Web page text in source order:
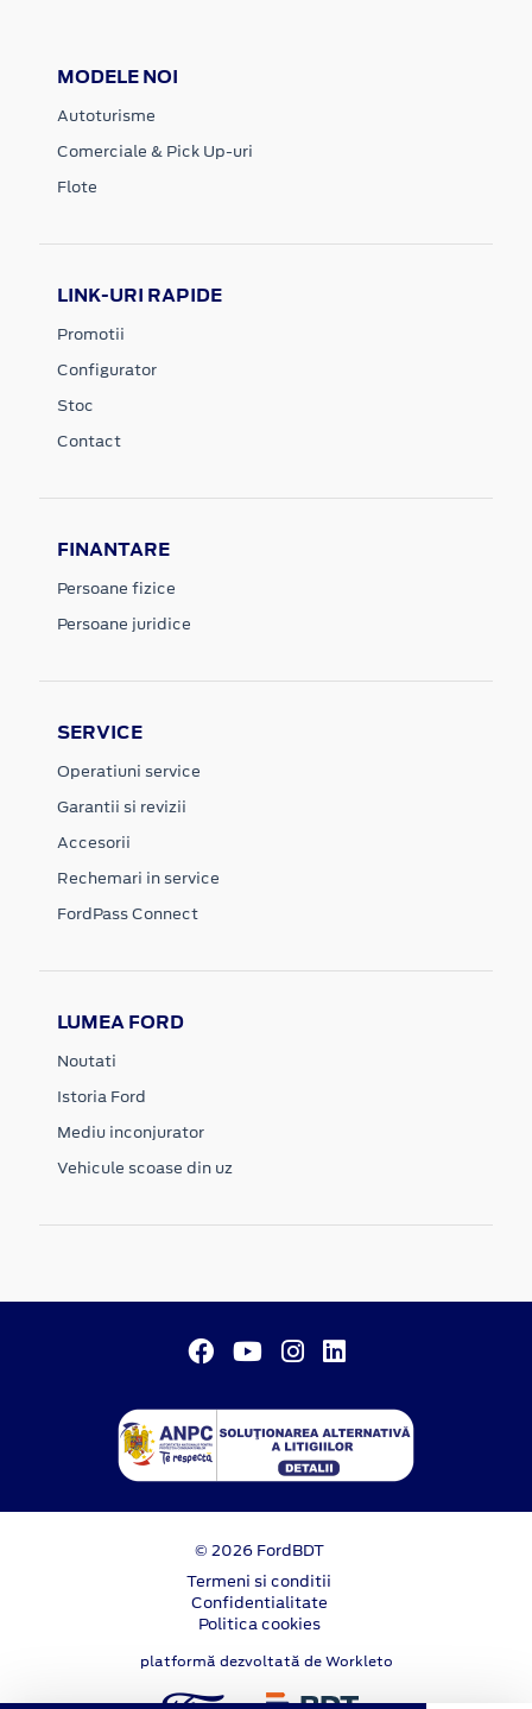
MODELE NOI
Autoturisme
Comerciale & Pick Up-uri
Flote
LINK-URI RAPIDE
Promotii
Configurator
Stoc
Contact
FINANTARE
Persoane fizice
Persoane juridice
SERVICE
Operatiuni service
Garantii si revizii
Accesorii
Rechemari in service
FordPass Connect
LUMEA FORD
Noutati
Istoria Ford
Mediu inconjurator
Vehicule scoase din uz
© 2026 FordBDT
Termeni si conditii
Confidentialitate
Politica cookies
platformă dezvoltată de Workleto